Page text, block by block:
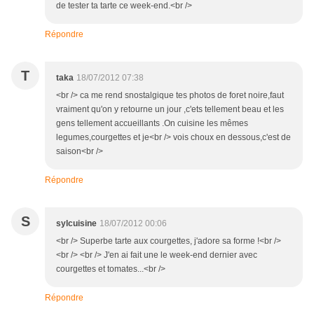
de tester ta tarte ce week-end.<br />
Répondre
T taka 18/07/2012 07:38
<br /> ca me rend snostalgique tes photos de foret noire,faut
vraiment qu'on y retourne un jour ,c'ets tellement beau et les
gens tellement accueillants .On cuisine les mêmes
legumes,courgettes et je<br /> vois choux en dessous,c'est de
saison<br />
Répondre
S sylcuisine 18/07/2012 00:06
<br /> Superbe tarte aux courgettes, j'adore sa forme !<br />
<br /> <br /> J'en ai fait une le week-end dernier avec
courgettes et tomates...<br />
Répondre